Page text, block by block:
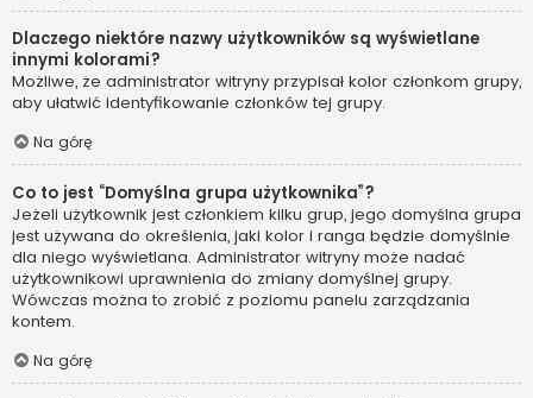
Dlaczego niektóre nazwy użytkowników są wyświetlane
innymi kolorami?
Możliwe, że administrator witryny przypisał kolor członkom grupy,
aby ułatwić identyfikowanie członków tej grupy.
Na górę
Co to jest “Domyślna grupa użytkownika”?
Jeżeli użytkownik jest członkiem kilku grup, jego domyślna grupa
jest używana do określenia, jaki kolor i ranga będzie domyślnie
dla niego wyświetlana. Administrator witryny może nadać
użytkownikowi uprawnienia do zmiany domyślnej grupy.
Wówczas można to zrobić z poziomu panelu zarządzania
kontem.
Na górę